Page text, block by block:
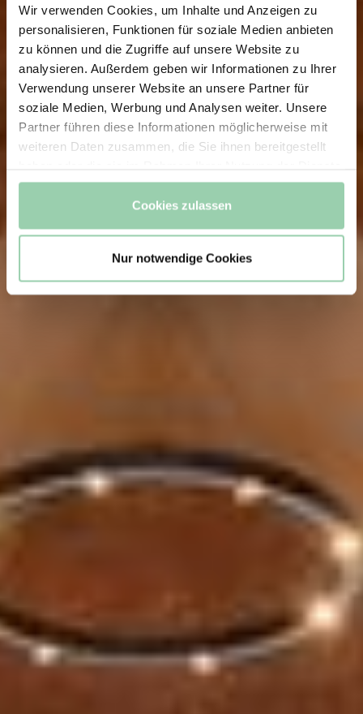
Wir verwenden Cookies, um Inhalte und Anzeigen zu
personalisieren, Funktionen für soziale Medien anbieten
zu können und die Zugriffe auf unsere Website zu
analysieren. Außerdem geben wir Informationen zu Ihrer
Verwendung unserer Website an unsere Partner für
soziale Medien, Werbung und Analysen weiter. Unsere
Partner führen diese Informationen möglicherweise mit
weiteren Daten zusammen, die Sie ihnen bereitgestellt
gesammelt haben.
Cookies zulassen
Nur notwendige Cookies